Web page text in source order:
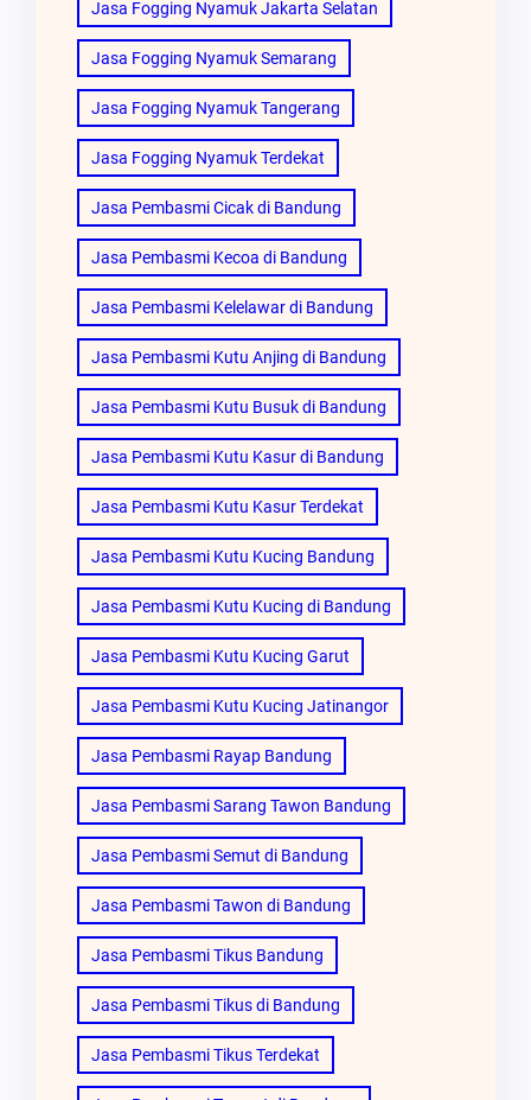
Jasa Fogging Nyamuk Jakarta Selatan
Jasa Fogging Nyamuk Semarang
Jasa Fogging Nyamuk Tangerang
Jasa Fogging Nyamuk Terdekat
Jasa Pembasmi Cicak di Bandung
Jasa Pembasmi Kecoa di Bandung
Jasa Pembasmi Kelelawar di Bandung
Jasa Pembasmi Kutu Anjing di Bandung
Jasa Pembasmi Kutu Busuk di Bandung
Jasa Pembasmi Kutu Kasur di Bandung
Jasa Pembasmi Kutu Kasur Terdekat
Jasa Pembasmi Kutu Kucing Bandung
Jasa Pembasmi Kutu Kucing di Bandung
Jasa Pembasmi Kutu Kucing Garut
Jasa Pembasmi Kutu Kucing Jatinangor
Jasa Pembasmi Rayap Bandung
Jasa Pembasmi Sarang Tawon Bandung
Jasa Pembasmi Semut di Bandung
Jasa Pembasmi Tawon di Bandung
Jasa Pembasmi Tikus Bandung
Jasa Pembasmi Tikus di Bandung
Jasa Pembasmi Tikus Terdekat